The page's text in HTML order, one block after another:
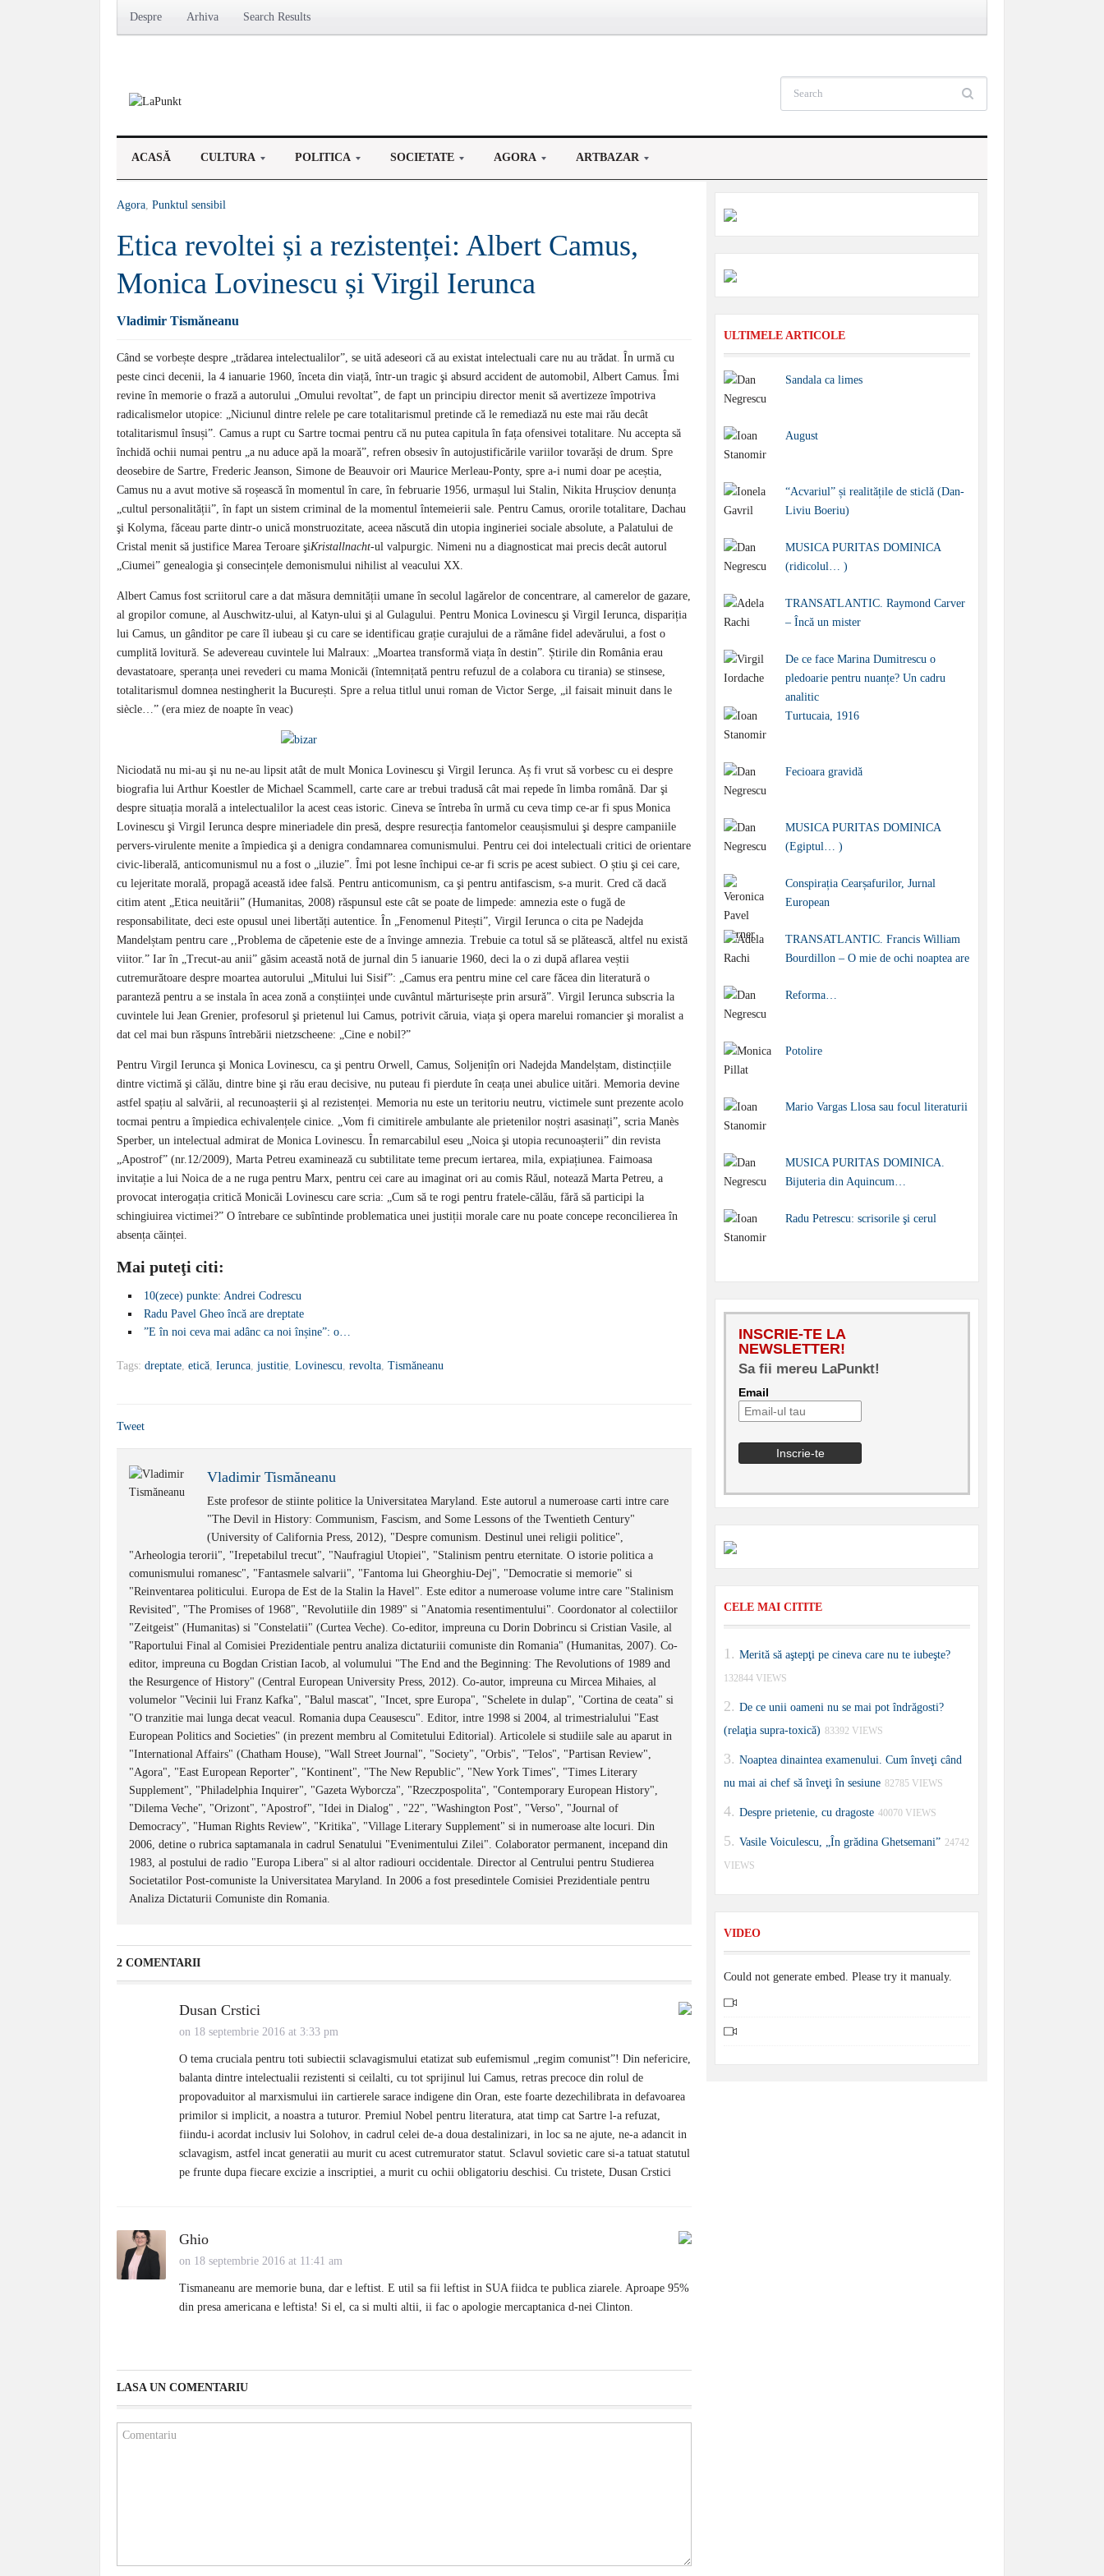
Despre Arhiva Search Results
ACASĂ CULTURA POLITICA SOCIETATE AGORA ARTBAZAR
Agora, Punktul sensibil
Etica revoltei și a rezistenței: Albert Camus,
Monica Lovinescu și Virgil Ierunca
Vladimir Tismăneanu
Când se vorbește despre „trădarea intelectualilor”, se uită adeseori că au existat intelectuali care nu au trădat. În urmă cu
peste cinci decenii, la 4 ianuarie 1960, înceta din viață, într-un tragic şi absurd accident de automobil, Albert Camus. Îmi
revine în memorie o frază a autorului „Omului revoltat”, de fapt un principiu director menit să avertizeze împotriva
radicalismelor utopice: „Niciunul dintre relele pe care totalitarismul pretinde că le remediază nu este mai rău decât
totalitarismul însuși”. Camus a rupt cu Sartre tocmai pentru că nu putea capitula în fața ofensivei totalitare. Nu accepta să
închidă ochii numai pentru „a nu aduce apă la moară”, refren obsesiv în autojustificările variilor tovarăși de drum. Spre
deosebire de Sartre, Frederic Jeanson, Simone de Beauvoir ori Maurice Merleau-Ponty, spre a-i numi doar pe aceștia,
Camus nu a avut motive să roșească în momentul în care, în februarie 1956, urmașul lui Stalin, Nikita Hrușciov denunța
„cultul personalității”, în fapt un sistem criminal de la momentul întemeierii sale. Pentru Camus, ororile totalitare, Dachau
şi Kolyma, făceau parte dintr-o unică monstruozitate, aceea născută din utopia ingineriei sociale absolute, a Palatului de
Cristal menit să justifice Marea Teroare şiKristallnacht-ul valpurgic. Nimeni nu a diagnosticat mai precis decât autorul
„Ciumei” genealogia şi consecințele demonismului nihilist al veacului XX.
Albert Camus fost scriitorul care a dat măsura demnității umane în secolul lagărelor de concentrare, al camerelor de gazare,
al gropilor comune, al Auschwitz-ului, al Katyn-ului şi al Gulagului. Pentru Monica Lovinescu şi Virgil Ierunca, dispariția
lui Camus, un gânditor pe care îl iubeau şi cu care se identificau grație curajului de a rămâne fidel adevărului, a fost o
cumplită lovitură. Se adevereau cuvintele lui Malraux: „Moartea transformă viața în destin”. Știrile din România erau
devastatoare, speranța unei revederi cu mama Monicăi (întemnițată pentru refuzul de a colabora cu tirania) se stinsese,
totalitarismul domnea nestingherit la București. Spre a relua titlul unui roman de Victor Serge, „il faisait minuit dans le
siècle…” (era miez de noapte în veac)
Niciodată nu mi-au şi nu ne-au lipsit atât de mult Monica Lovinescu şi Virgil Ierunca. Aș fi vrut să vorbesc cu ei despre
biografia lui Arthur Koestler de Michael Scammell, carte care ar trebui tradusă cât mai repede în limba română. Dar şi
despre situația morală a intelectualilor la acest ceas istoric. Cineva se întreba în urmă cu ceva timp ce-ar fi spus Monica
Lovinescu şi Virgil Ierunca despre mineriadele din presă, despre resurecția fantomelor ceaușismului şi despre campaniile
pervers-virulente menite a împiedica şi a denigra condamnarea comunismului. Pentru cei doi intelectuali critici de orientare
civic-liberală, anticomunismul nu a fost o „iluzie”. Îmi pot lesne închipui ce-ar fi scris pe acest subiect. O știu şi cei care,
cu lejeritate morală, propagă această idee falsă. Pentru anticomunism, ca şi pentru antifascism, s-a murit. Cred că dacă
citim atent „Etica neuitării” (Humanitas, 2008) răspunsul este cât se poate de limpede: amnezia este o fugă de
responsabilitate, deci este opusul unei libertăți autentice. În „Fenomenul Pitești”, Virgil Ierunca o cita pe Nadejda
Mandelștam pentru care ,,Problema de căpetenie este de a învinge amnezia. Trebuie ca totul să se plătească, altfel nu există
viitor.” Iar în „Trecut-au anii” găsim această notă de jurnal din 5 ianuarie 1960, deci la o zi după aflarea veștii
cutremurătoare despre moartea autorului „Mitului lui Sisif”: „Camus era pentru mine cel care făcea din literatură o
paranteză pentru a se instala în acea zonă a conștiinței unde cuvântul mărturisește prin arsură”. Virgil Ierunca subscria la
cuvintele lui Jean Grenier, profesorul şi prietenul lui Camus, potrivit căruia, viața şi opera marelui romancier şi moralist a
dat cel mai bun răspuns întrebării nietzscheene: „Cine e nobil?”
Pentru Virgil Ierunca şi Monica Lovinescu, ca şi pentru Orwell, Camus, Soljenițîn ori Nadejda Mandelștam, distincțiile
dintre victimă şi călău, dintre bine şi rău erau decisive, nu puteau fi pierdute în ceața unei abulice uitări. Memoria devine
astfel spațiu al salvării, al recunoașterii şi al rezistenței. Memoria nu este un teritoriu neutru, victimele sunt prezente acolo
tocmai pentru a împiedica echivalențele cinice. „Vom fi cimitirele ambulante ale prietenilor noștri asasinați”, scria Manès
Sperber, un intelectual admirat de Monica Lovinescu. În remarcabilul eseu „Noica şi utopia recunoașterii” din revista
„Apostrof” (nr.12/2009), Marta Petreu examinează cu subtilitate teme precum iertarea, mila, expiațiunea. Faimoasa
invitație a lui Noica de a ne ruga pentru Marx, pentru cei care au imaginat ori au comis Răul, notează Marta Petreu, a
provocat interogația critică Monicăi Lovinescu care scria: „Cum să te rogi pentru fratele-călău, fără să participi la
schingiuirea victimei?” O întrebare ce subîntinde problematica unei justiții morale care nu poate concepe reconcilierea în
absența căinței.
Mai puteţi citi:
10(zece) punkte: Andrei Codrescu
Radu Pavel Gheo încă are dreptate
”E în noi ceva mai adânc ca noi înșine”: o…
Tags: dreptate, etică, Ierunca, justitie, Lovinescu, revolta, Tismăneanu
Tweet
Vladimir Tismăneanu
Este profesor de stiinte politice la Universitatea Maryland. Este autorul a numeroase carti intre care
"The Devil in History: Communism, Fascism, and Some Lessons of the Twentieth Century"
(University of California Press, 2012), "Despre comunism. Destinul unei religii politice",
"Arheologia terorii", "Irepetabilul trecut", "Naufragiul Utopiei", "Stalinism pentru eternitate. O istorie politica a
comunismului romanesc", "Fantasmele salvarii", "Fantoma lui Gheorghiu-Dej", "Democratie si memorie" si
"Reinventarea politicului. Europa de Est de la Stalin la Havel". Este editor a numeroase volume intre care "Stalinism
Revisited", "The Promises of 1968", "Revolutiile din 1989" si "Anatomia resentimentului". Coordonator al colectiilor
"Zeitgeist" (Humanitas) si "Constelatii" (Curtea Veche). Co-editor, impreuna cu Dorin Dobrincu si Cristian Vasile, al
"Raportului Final al Comisiei Prezidentiale pentru analiza dictaturiii comuniste din Romania" (Humanitas, 2007). Co-
editor, impreuna cu Bogdan Cristian Iacob, al volumului "The End and the Beginning: The Revolutions of 1989 and
the Resurgence of History" (Central European University Press, 2012). Co-autor, impreuna cu Mircea Mihaies, al
volumelor "Vecinii lui Franz Kafka", "Balul mascat", "Incet, spre Europa", "Schelete in dulap", "Cortina de ceata" si
"O tranzitie mai lunga decat veacul. Romania dupa Ceausescu". Editor, intre 1998 si 2004, al trimestrialului "East
European Politics and Societies" (in prezent membru al Comitetului Editorial). Articolele si studiile sale au aparut in
"International Affairs" (Chatham House), "Wall Street Journal", "Society", "Orbis", "Telos", "Partisan Review",
"Agora", "East European Reporter", "Kontinent", "The New Republic", "New York Times", "Times Literary
Supplement", "Philadelphia Inquirer", "Gazeta Wyborcza", "Rzeczpospolita", "Contemporary European History",
"Dilema Veche", "Orizont", "Apostrof", "Idei in Dialog" , "22", "Washington Post", "Verso", "Journal of
Democracy", "Human Rights Review", "Kritika", "Village Literary Supplement" si in numeroase alte locuri. Din
2006, detine o rubrica saptamanala in cadrul Senatului "Evenimentului Zilei". Colaborator permanent, incepand din
1983, al postului de radio "Europa Libera" si al altor radiouri occidentale. Director al Centrului pentru Studierea
Societatilor Post-comuniste la Universitatea Maryland. In 2006 a fost presedintele Comisiei Prezidentiale pentru
Analiza Dictaturii Comuniste din Romania.
2 COMENTARII
Dusan Crstici
on 18 septembrie 2016 at 3:33 pm
O tema cruciala pentru toti subiectii sclavagismului etatizat sub eufemismul „regim comunist”! Din nefericire,
balanta dintre intelectualii rezistenti si ceilalti, cu tot sprijinul lui Camus, retras precoce din rolul de
propovaduitor al marxismului iin cartierele sarace indigene din Oran, este foarte dezechilibrata in defavoarea
primilor si implicit, a noastra a tuturor. Premiul Nobel pentru literatura, atat timp cat Sartre l-a refuzat,
fiindu-i acordat inclusiv lui Solohov, in cadrul celei de-a doua destalinizari, in loc sa ne ajute, ne-a adancit in
sclavagism, astfel incat generatii au murit cu acest cutremurator statut. Sclavul sovietic care si-a tatuat statutul
pe frunte dupa fiecare excizie a inscriptiei, a murit cu ochii obligatoriu deschisi. Cu tristete, Dusan Crstici
Ghio
on 18 septembrie 2016 at 11:41 am
Tismaneanu are memorie buna, dar e leftist. E util sa fii leftist in SUA fiidca te publica ziarele. Aproape 95%
din presa americana e leftista! Si el, ca si multi altii, ii fac o apologie mercaptanica d-nei Clinton.
LASA UN COMENTARIU
ULTIMELE ARTICOLE
Sandala ca limes
August
“Acvariul” și realitățile de sticlă (Dan-
Liviu Boeriu)
MUSICA PURITAS DOMINICA
(ridicolul… )
TRANSATLANTIC. Raymond Carver
– Încă un mister
De ce face Marina Dumitrescu o
pledoarie pentru nuanțe? Un cadru
analitic
Turtucaia, 1916
Fecioara gravidă
MUSICA PURITAS DOMINICA
(Egiptul… )
Conspirația Cearșafurilor, Jurnal
European
TRANSATLANTIC. Francis William
Bourdillon – O mie de ochi noaptea are
Reforma…
Potolire
Mario Vargas Llosa sau focul literaturii
MUSICA PURITAS DOMINICA.
Bijuteria din Aquincum…
Radu Petrescu: scrisorile şi cerul
INSCRIE-TE LA
NEWSLETTER!
Sa fii mereu LaPunkt!
Email
CELE MAI CITITE
Merită să aştepţi pe cineva care nu te iubeşte?
132844 VIEWS
De ce unii oameni nu se mai pot îndrăgosti?
(relaţia supra-toxică) 83392 VIEWS
Noaptea dinaintea examenului. Cum înveţi când
nu mai ai chef să înveţi în sesiune 82785 VIEWS
Despre prietenie, cu dragoste 40070 VIEWS
Vasile Voiculescu, „În grădina Ghetsemani” 24742
VIEWS
VIDEO
Could not generate embed. Please try it manualy.